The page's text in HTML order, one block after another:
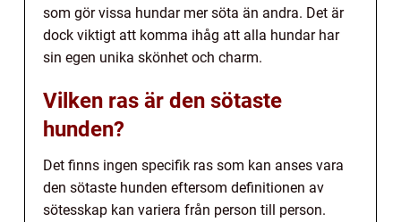
som gör vissa hundar mer söta än andra. Det är
dock viktigt att komma ihåg att alla hundar har
sin egen unika skönhet och charm.
Vilken ras är den sötaste
hunden?
Det finns ingen specifik ras som kan anses vara
den sötaste hunden eftersom definitionen av
sötesskap kan variera från person till person.